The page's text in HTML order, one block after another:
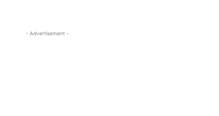
- Advertisement -